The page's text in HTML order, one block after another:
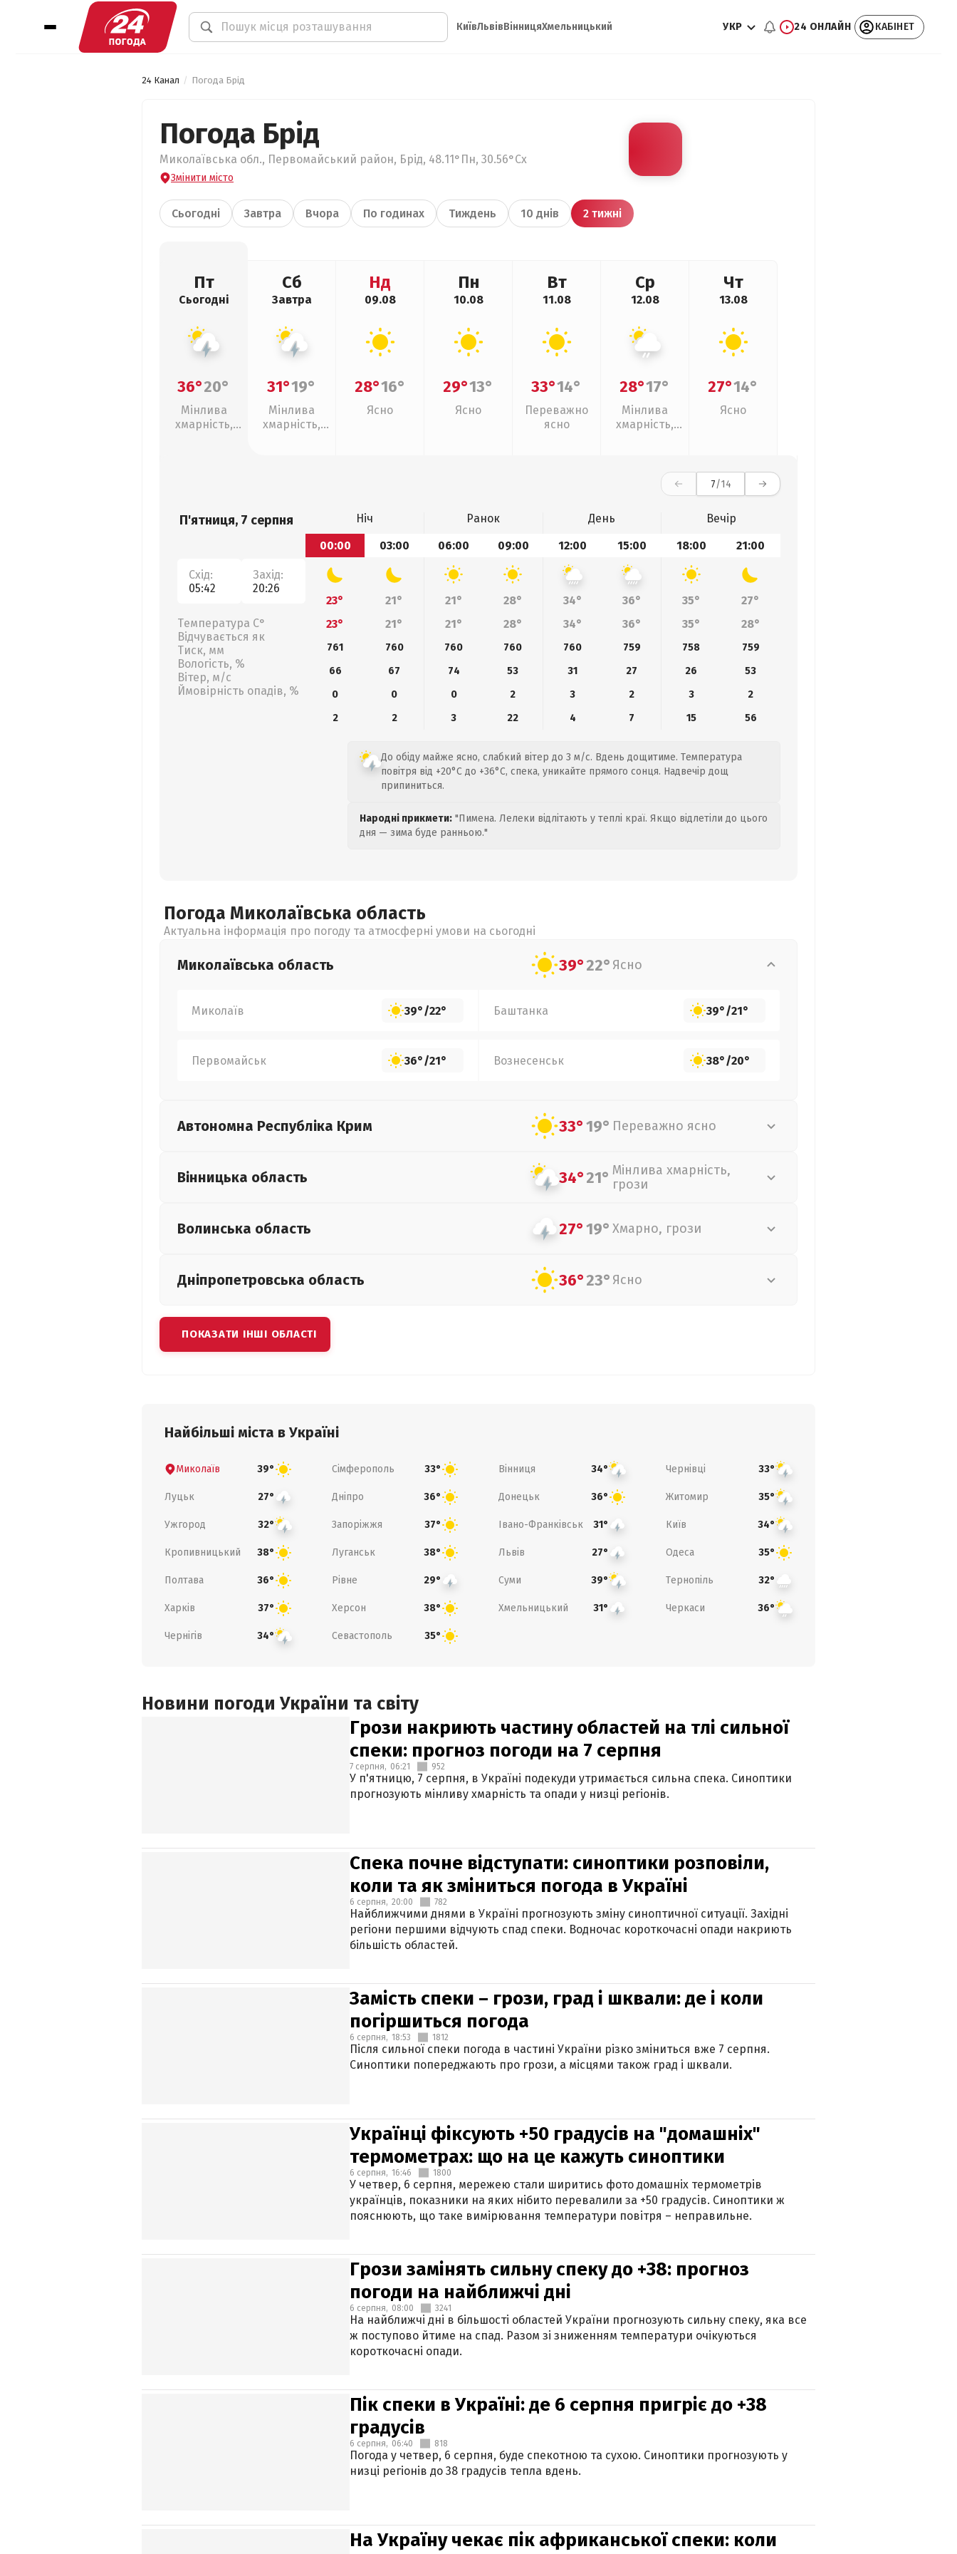
КиївЛьвівВінницяХмельницький УКР 24 ОНЛАЙН КАБІНЕТ
24 Канал Погода Брід
Погода Брід
Миколаївська обл., Первомайський район, Брід, 48.11°Пн, 30.56°Сх
Змінити місто
Сьогодні Завтра Вчора По годинах Тиждень 10 днів 2 тижні
Пт
Сьогодні
36°20°
Мінлива
хмарність,
Сб
Завтра
31°19°
Мінлива
хмарність,
Нд
09.08
28°16°
Ясно
Пн
10.08
29°13°
Ясно
Вт
11.08
33°14°
Переважно
ясно
Ср
12.08
28°17°
Мінлива
хмарність,
Чт
13.08
27°14°
Ясно
7/14
П'ятниця, 7 серпня
Схід:
05:42
Захід:
20:26
Температура С°
Відчувається як
Тиск, мм
Вологість, %
Вітер, м/с
Ймовірність опадів, %
Ніч Ранок День
Вечір
00:00
03:00 06:00 09:00 12:00 15:00 18:00 21:00
23° 21° 21° 28° 34° 36° 35°
27°
23°
21° 21° 28° 34° 36° 35° 28°
761 760 760 760 760 759 758
759
66
67 74 53 31 27 26
53
0
0 0 2 3 2 3
2
2
2 3 22 4 7 15 56
До обіду майже ясно, слабкий вітер до 3 м/с. Вдень дощитиме. Температура
повітря від +20°C до +36°C, спека, уникайте прямого сонця. Надвечір дощ
припиниться.
Народні прикмети: "Пимена. Лелеки відлітають у теплі краї. Якщо відлетіли до цього
дня — зима буде ранньою."
Погода Миколаївська область
Актуальна інформація про погоду та атмосферні умови на сьогодні
Миколаївська область 39°22° Ясно
Миколаїв 39°/22° Баштанка 39°/21°
Первомайськ 36°/21° Вознесенськ 38°/20°
Автономна Республіка Крим 33°19° Переважно ясно
Вінницька область 34°21° Мінлива хмарність,
грози
Волинська область 27°19° Хмарно, грози
Дніпропетровська область 36°23° Ясно
ПОКАЗАТИ ІНШІ ОБЛАСТІ
Найбільші міста в Україні
Миколаїв 39° Сімферополь 33° Вінниця 34° Чернівці 33°
Луцьк 27° Дніпро 36° Донецьк 36° Житомир 35°
Ужгород 32° Запоріжжя 37° Івано-Франківськ 31° Київ 34°
Кропивницький 38° Луганськ 38° Львів 27° Одеса 35°
Полтава 36° Рівне 29° Суми 39° Тернопіль 32°
Харків 37° Херсон 38° Хмельницький 31° Черкаси 36°
Чернігів 34° Севастополь 35°
Новини погоди України та світу
Грози накриють частину областей на тлі сильної
спеки: прогноз погоди на 7 серпня
7 серпня, 06:21 952
У п'ятницю, 7 серпня, в Україні подекуди утримається сильна спека. Синоптики
прогнозують мінливу хмарність та опади у низці регіонів.
Спека почне відступати: синоптики розповіли,
коли та як зміниться погода в Україні
6 серпня, 20:00 782
Найближчими днями в Україні прогнозують зміну синоптичної ситуації. Західні
регіони першими відчують спад спеки. Водночас короткочасні опади накриють
більшість областей.
Замість спеки – грози, град і шквали: де і коли
погіршиться погода
6 серпня, 18:53 1812
Після сильної спеки погода в частині України різко зміниться вже 7 серпня.
Синоптики попереджають про грози, а місцями також град і шквали.
Українці фіксують +50 градусів на "домашніх"
термометрах: що на це кажуть синоптики
6 серпня, 16:46 1800
У четвер, 6 серпня, мережею стали ширитись фото домашніх термометрів
українців, показники на яких нібито перевалили за +50 градусів. Синоптики ж
пояснюють, що таке вимірювання температури повітря – неправильне.
Грози замінять сильну спеку до +38: прогноз
погоди на найближчі дні
6 серпня, 08:00 3241
На найближчі дні в більшості областей України прогнозують сильну спеку, яка все
ж поступово йтиме на спад. Разом зі зниженням температури очікуються
короткочасні опади.
Пік спеки в Україні: де 6 серпня пригріє до +38
градусів
6 серпня, 06:40 818
Погода у четвер, 6 серпня, буде спекотною та сухою. Синоптики прогнозують у
низці регіонів до 38 градусів тепла вдень.
На Україну чекає пік африканської спеки: коли